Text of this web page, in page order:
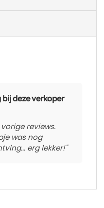
deze verkoper
reviews.
was nog
erg lekker!"